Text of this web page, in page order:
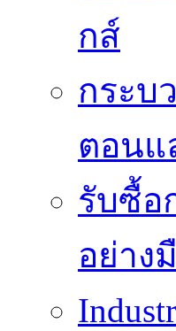
กส์
กระบ
ตอนแ
รับซื้อ
อย่าง